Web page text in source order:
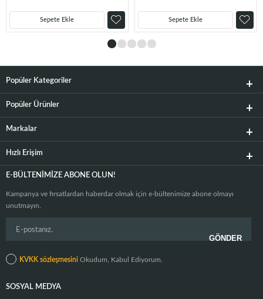
Sepete Ekle Sepete Ekle
Popüler Kategoriler
Popüler Ürünler
Markalar
Hızlı Erişim
E-BÜLTENIMIZE ABONE OLUN!
Kampanya ve fırsatlardan haberdar olmak için e-bültenimize abone olmayı
unutmayın.
KVKK sözleşmesini Okudum, Kabul Ediyorum.
SOSYAL MEDYA